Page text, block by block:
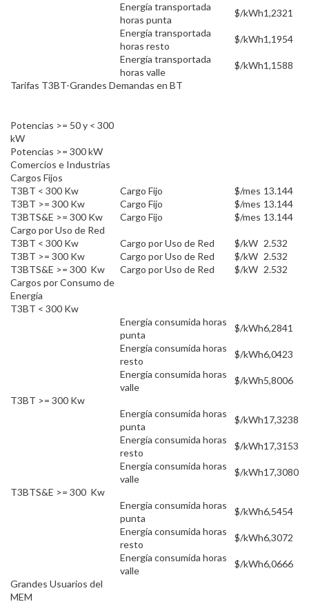
Energía transportada
horas punta
$/kWh1,2321
Energía transportada
horas resto
$/kWh1,1954
Energía transportada
horas valle
$/kWh1,1588
Tarifas T3BT-Grandes Demandas en BT
Potencias >= 50 y < 300
kW
Potencias >= 300 kW
Comercios e Industrias
Cargos Fijos
T3BT < 300 Kw
Cargo Fijo $/mes 13.144
T3BT >= 300 Kw
Cargo Fijo $/mes 13.144
T3BTS&E >= 300 Kw
Cargo Fijo $/mes 13.144
Cargo por Uso de Red
T3BT < 300 Kw
Cargo por Uso de Red $/kW 2.532
T3BT >= 300 Kw
Cargo por Uso de Red $/kW 2.532
T3BTS&E >= 300 Kw
Cargo por Uso de Red $/kW 2.532
Cargos por Consumo de
Energía
T3BT < 300 Kw
Energía consumida horas
punta
$/kWh6,2841
Energía consumida horas
resto
$/kWh6,0423
Energía consumida horas
valle
$/kWh5,8006
T3BT >= 300 Kw
Energía consumida horas
punta
$/kWh17,3238
Energía consumida horas
resto
$/kWh17,3153
Energía consumida horas
valle
$/kWh17,3080
T3BTS&E >= 300 Kw
Energía consumida horas
punta
$/kWh6,5454
Energía consumida horas
resto
$/kWh6,3072
Energía consumida horas
valle
$/kWh6,0666
Grandes Usuarios del
MEM